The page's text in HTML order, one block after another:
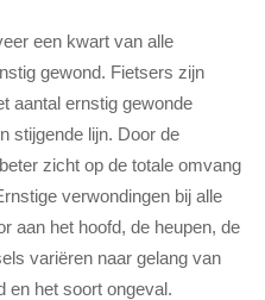
een kwart van alle
gewond. Fietsers zijn
aantal ernstig gewonde
stijgende lijn. Door de
zicht op de totale omvang
verwondingen bij alle
aan het hoofd, de heupen, de
variëren naar gelang van
en het soort ongeval.